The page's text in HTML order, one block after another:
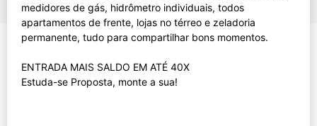
medidores de gás, hidrômetro individuais, todos
apartamentos de frente, lojas no térreo e zeladoria
permanente, tudo para compartilhar bons momentos.
ENTRADA MAIS SALDO EM ATÉ 40X
Estuda-se Proposta, monte a sua!